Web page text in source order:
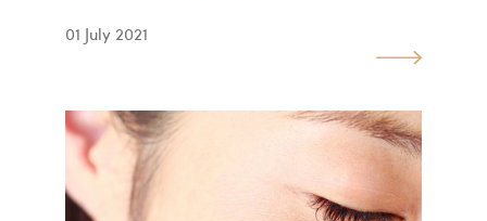
01 July 2021